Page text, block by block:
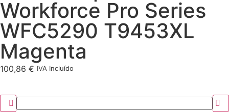
Workforce Pro Series
WFC5290 T9453XL
Magenta
100,86 € IVA Incluído